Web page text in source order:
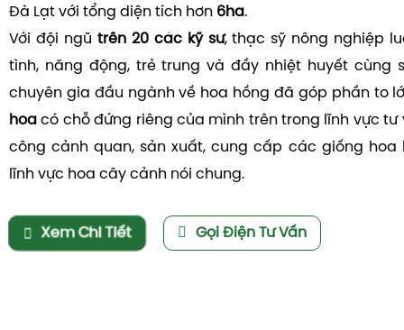
Đà Lạt với tổng diện tích hơn 6ha.
Với đội ngũ trên 20 các kỹ sư, thạc sỹ nông nghiệp
tình, năng động, trẻ trung và đầy nhiệt huyết cùng
chuyên gia đầu ngành về hoa hồng đã góp phần to
hoa có chỗ đứng riêng của mình trên trong lĩnh vực tư
công cảnh quan, sản xuất, cung cấp các giống hoa
lĩnh vực hoa cây cảnh nói chung.
Xem Chi Tiết Gọi Điện Tư Vấn